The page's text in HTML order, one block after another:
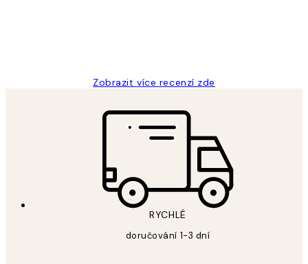
Zobrazit více recenzí zde
RYCHLÉ
doručování 1-3 dní